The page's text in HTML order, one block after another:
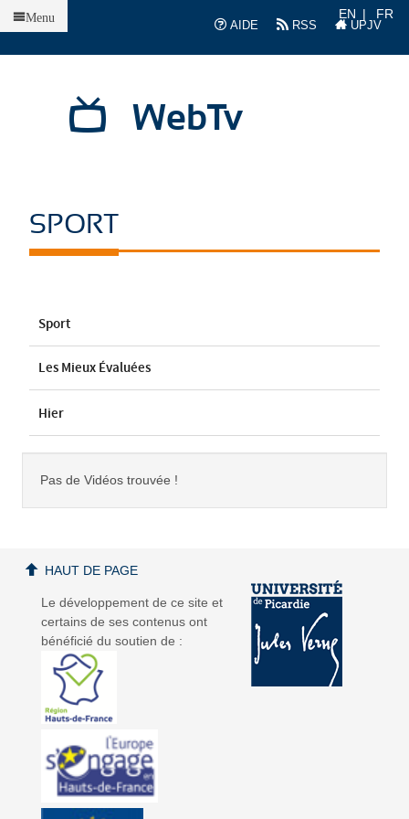
AIDE
RSS UPJV
EN FR
WebTv
Menu
SPORT
Sport
Les Mieux Évaluées
Hier
Pas de Vidéos trouvée !
Le développement de ce site et
certains de ses contenus ont
bénéficié du soutien de :
HAUT DE PAGE